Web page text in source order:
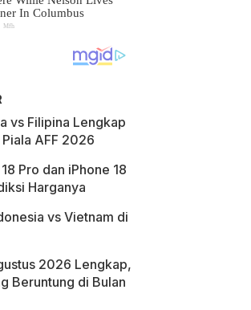
vs Filipina Lengkap
AFF 2026
Pro dan iPhone 18
Harganya
vs Vietnam di
2026 Lengkap,
Beruntung di Bulan